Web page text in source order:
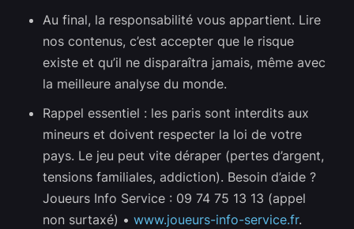
Au final, la responsabilité vous appartient. Lire
nos contenus, c’est accepter que le risque
existe et qu’il ne disparaîtra jamais, même avec
la meilleure analyse du monde.
Rappel essentiel : les paris sont interdits aux
mineurs et doivent respecter la loi de votre
pays. Le jeu peut vite déraper (pertes d’argent,
tensions familiales, addiction). Besoin d’aide ?
Joueurs Info Service : 09 74 75 13 13 (appel
non surtaxé) •www.joueurs-info-service.fr.